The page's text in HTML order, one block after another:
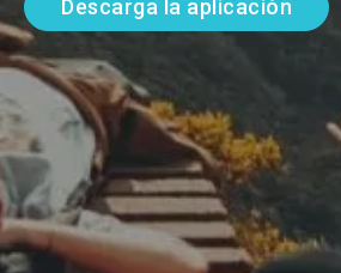
Descarga la aplicación